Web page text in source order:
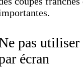
pas utiliser
écran